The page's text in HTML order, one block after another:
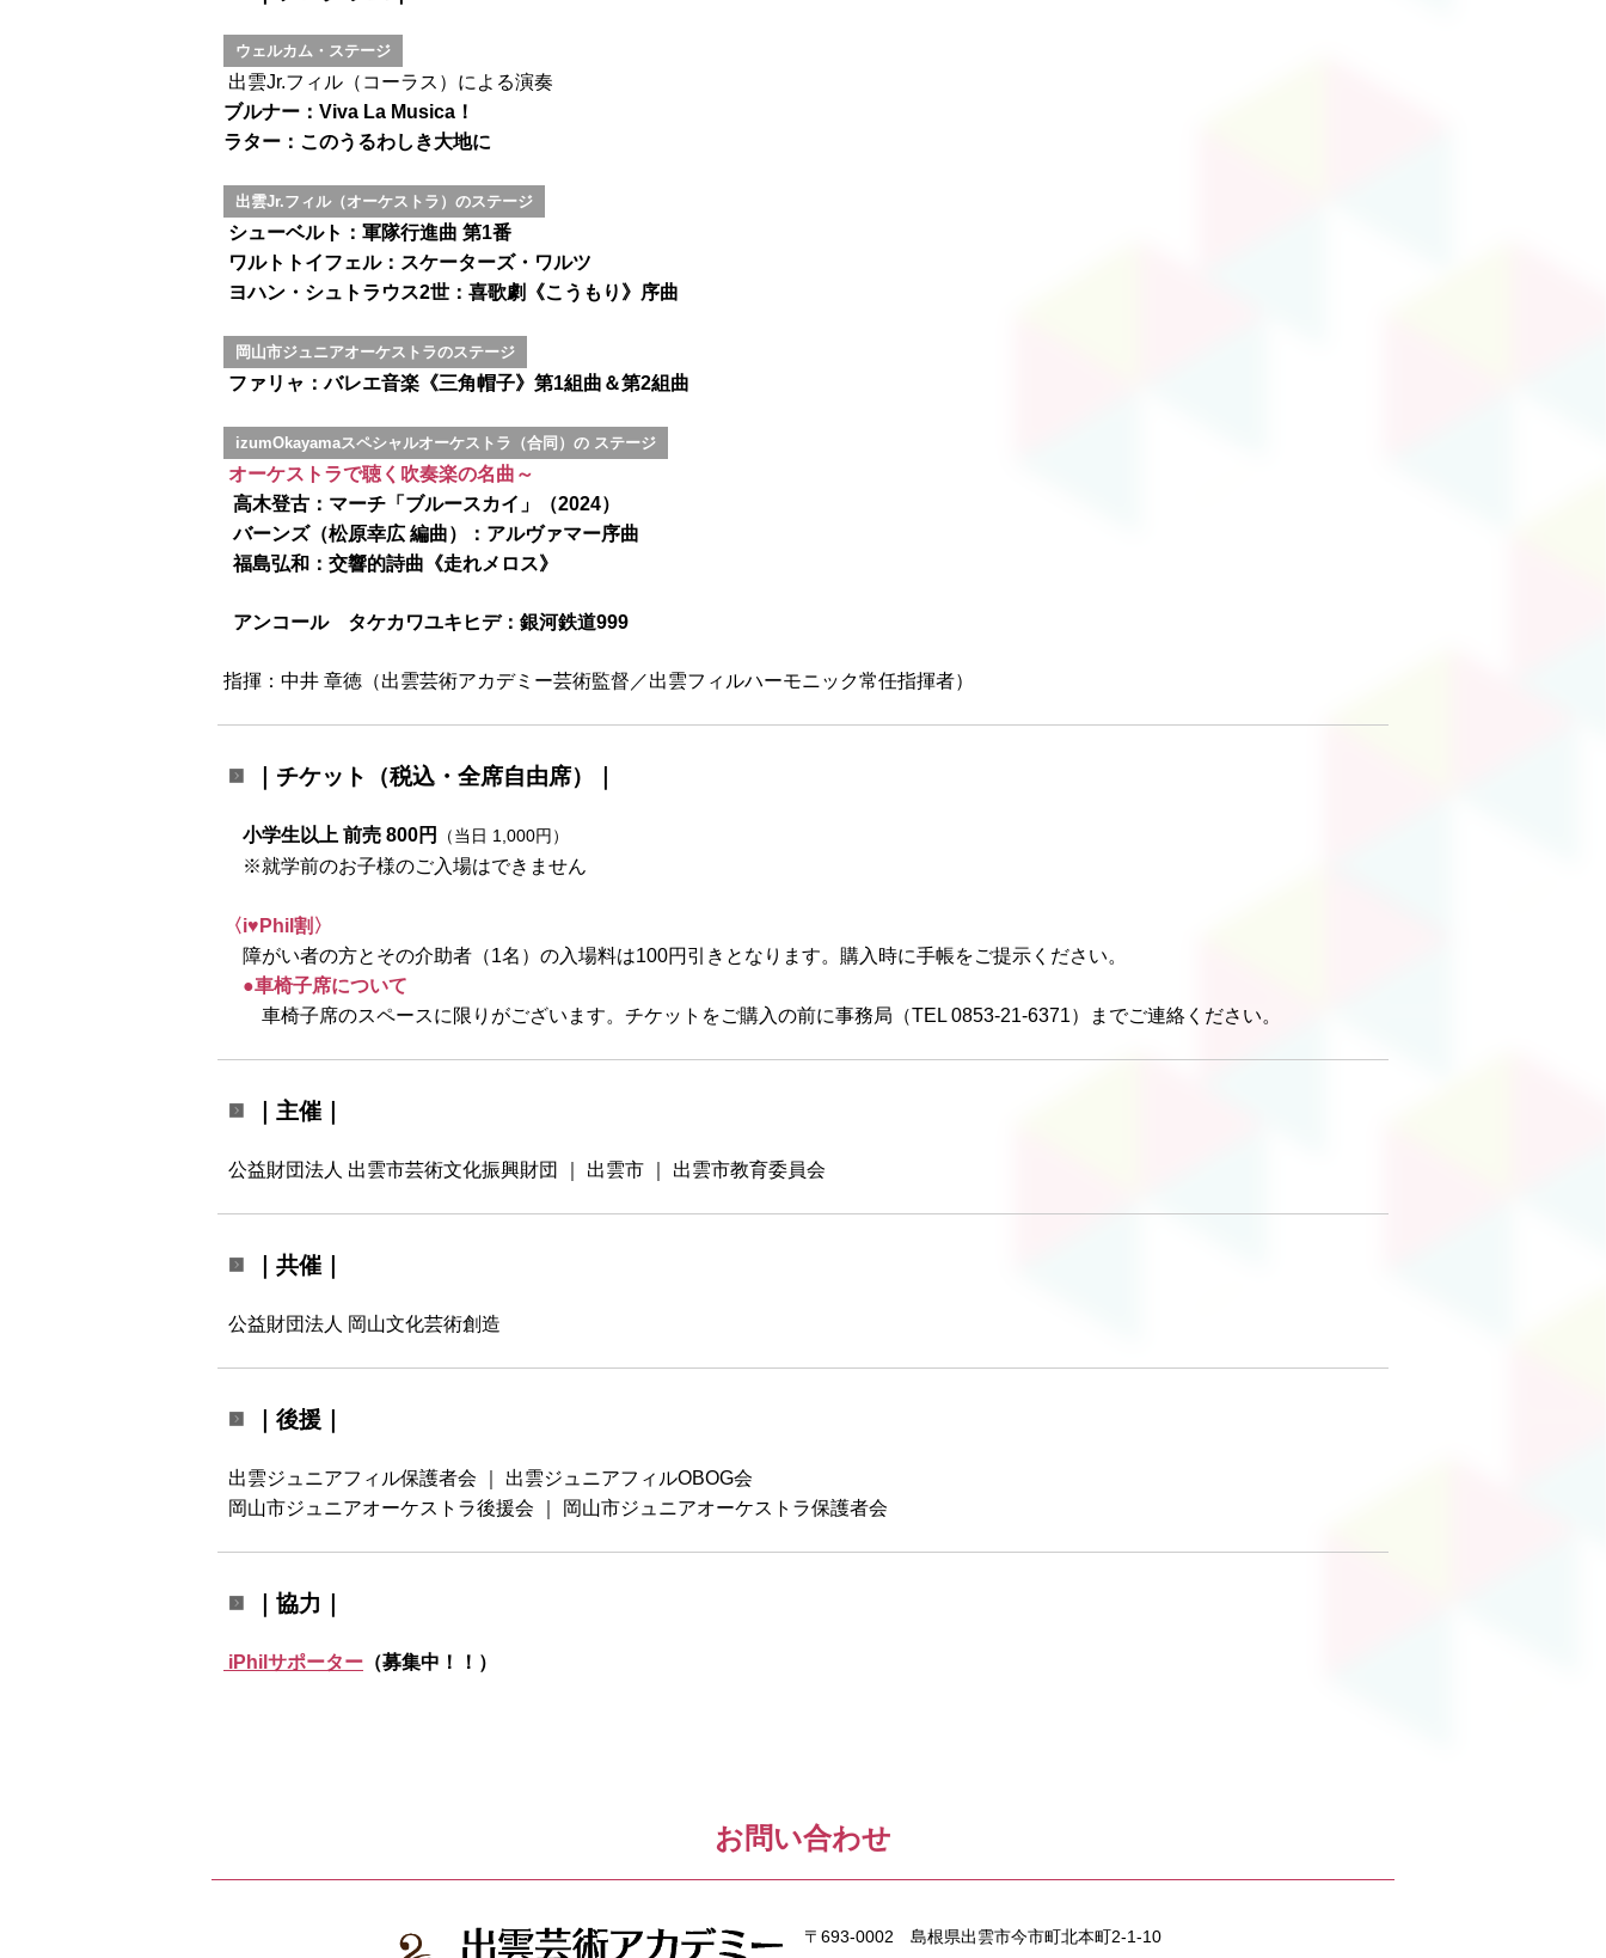
ウェルカム・ステージ
出雲Jr.フィル（コーラス）による演奏
ブルナー：Viva La Musica！
ラター：このうるわしき大地に
出雲Jr.フィル（オーケストラ）のステージ
シューベルト：軍隊行進曲 第1番
ワルトトイフェル：スケーターズ・ワルツ
ヨハン・シュトラウス2世：喜歌劇《こうもり》序曲
岡山市ジュニアオーケストラのステージ
ファリャ：バレエ音楽《三角帽子》第1組曲＆第2組曲
izumOkayamaスペシャルオーケストラ（合同）の ステージ
オーケストラで聴く吹奏楽の名曲～
高木登古：マーチ「ブルースカイ」（2024）
バーンズ（松原幸広 編曲）：アルヴァマー序曲
福島弘和：交響的詩曲《走れメロス》
アンコール タケカワユキヒデ：銀河鉄道999
指揮：中井 章徳（出雲芸術アカデミー芸術監督／出雲フィルハーモニック常任指揮者）
｜チケット （税込・全席自由席）
小学生以上 前売 800円 （当日 1,000円）
※就学前のお子様のご入場はできません
〈i♥Phil割〉
障がい者の方とその介助者（1名）の入場料は100円引きとなります。購入時に手帳をご提示ください。
●車椅子席について
車椅子席のスペースに限りがございます。チケットをご購入の前に事務局（TEL 0853-21-6371）までご連絡ください。
｜主催｜
公益財団法人 出雲市芸術文化振興財団 ｜ 出雲市 ｜ 出雲市教育委員会
｜共催｜
公益財団法人 岡山文化芸術創造
｜後援｜
出雲ジュニアフィル保護者会 ｜ 出雲ジュニアフィルOBOG会
岡山市ジュニアオーケストラ後援会 ｜ 岡山市ジュニアオーケストラ保護者会
｜協力｜
iPhilサポーター （募集中！！）
お問い合わせ
〒693-0002 島根県出雲市今市町北本町2-1-10